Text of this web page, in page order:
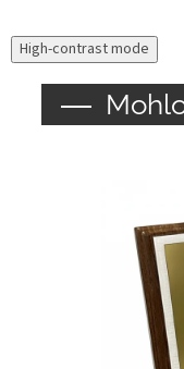
High-contrast mode